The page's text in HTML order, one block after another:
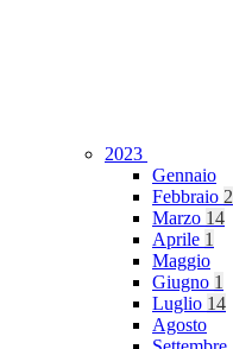
2023
Gennaio
Febbraio 2
Marzo 14
Aprile 1
Maggio
Giugno 1
Luglio 14
Agosto